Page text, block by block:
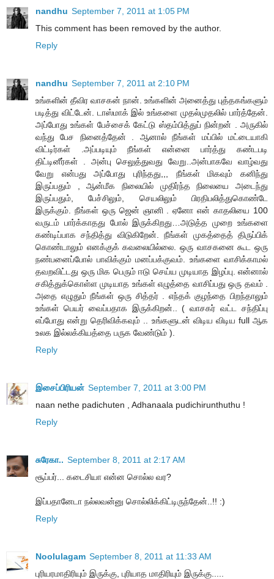
nandhu September 7, 2011 at 1:05 PM
This comment has been removed by the author.
Reply
nandhu September 7, 2011 at 2:10 PM
உங்களின் தீவிர வாசகன் நான். உங்களின் அனைத்து புத்தகங்களும்
படித்து விட்டேன். டாஸ்மாக் இல் உங்களை முதல்முதலில் பார்த்தேன்.
அப்போது உங்கள் பேச்சைக் கேட்டு ஸ்தம்பித்துப் நின்றன் . அருகில்
வந்து பேச நினைத்தேன் . ஆனால் நீங்கள் மப்பில் மட்டையாகி
விட்டிர்கள் .அப்படியும் நீங்கள் என்னை பார்த்து கண்டபடி
திட்டினீர்கள் . அன்பு செலுத்துவது வேறு..அன்பாகவே வாழ்வது
வேறு என்பது அப்போது புரிந்தது,,, நீங்கள் மிகவும் கனிந்து
இருப்பதும் , ஆன்மீக நிலையில் முதிர்ந்த நிலையை அடைந்து
இருப்பதும், பேச்சிலும், செயலிலும் பிரதிபலித்துகொண்டே
இருக்கும். நீங்கள் ஒரு ஜென் ஞானி . ஏனோ என் காதலியை 100
வருடம் பார்க்காதது போல் இருக்கிறது…அடுத்த முறை உங்களை
கண்டிப்பாக சந்தித்து விடுகிறேன். நீங்கள் முகத்தைத் திருப்பிக்
கொண்டாலும் எனக்குக் கவலையில்லை. ஒரு வாசகனை கூட ஒரு
நண்பனைப்போல் பாவிக்கும் மனப்பக்குவம். உங்களை வாசிக்காமல்
தவறவிட்டது ஒரு மிக பெரும் ஈடு செய்ய முடியாத இழப்பு. என்னால்
சகித்துக்கொள்ள முடியாத உங்கள் எழுத்தை வாசிப்பது ஒரு தவம் .
அதை எழுதும் நீங்கள் ஒரு சித்தர் . எந்தக் குழந்தை பிறந்தாலும்
உங்கள் பெயர் வைப்பதாக இருக்கிறன்.. ( வாசகர் வட்ட சந்திப்பு
எப்போது என்று தெரிவிக்கவும் .. உங்களுடன் விடிய விடிய full ஆக
உலக இல்லக்கியத்தை பருக வேண்டும் ).
Reply
இசைப்பிரியன் September 7, 2011 at 3:00 PM
naan nethe padichuten , Adhanaala pudichirunthuthu !
Reply
சுரேகா.. September 8, 2011 at 2:17 AM
சூப்பர்... கடைசியா என்ன சொல்ல வர?
இப்பதானேடா நல்லவன்னு சொல்லிக்கிட்டிருந்தேன்..!! :)
Reply
Noolulagam September 8, 2011 at 11:33 AM
புரியரமாதிரியும் இருக்கு, புரியாத மாதிரியும் இருக்கு.....